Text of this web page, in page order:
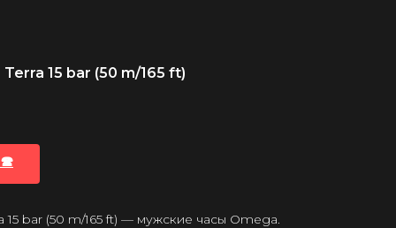
15 bar (50 m/165 ft)
🕿
15 bar (50 m/165 ft) — мужские часы Omega.